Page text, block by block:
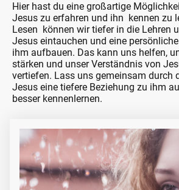
Hier hast du eine großartige
Jesus zu erfahren und ihn kennen zu
Lesen können wir tiefer in die Lehren
Jesus eintauchen und eine
ihm aufbauen. Das kann uns helfen,
stärken und unser Verständnis von
vertiefen. Lass uns gemeinsam durch
Jesus eine tiefere Beziehung zu ihm
besser kennenlernen.